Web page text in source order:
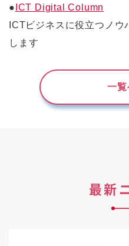
● ICT Digital Column
ICTビジネスに役立つノ
します
一覧
最新